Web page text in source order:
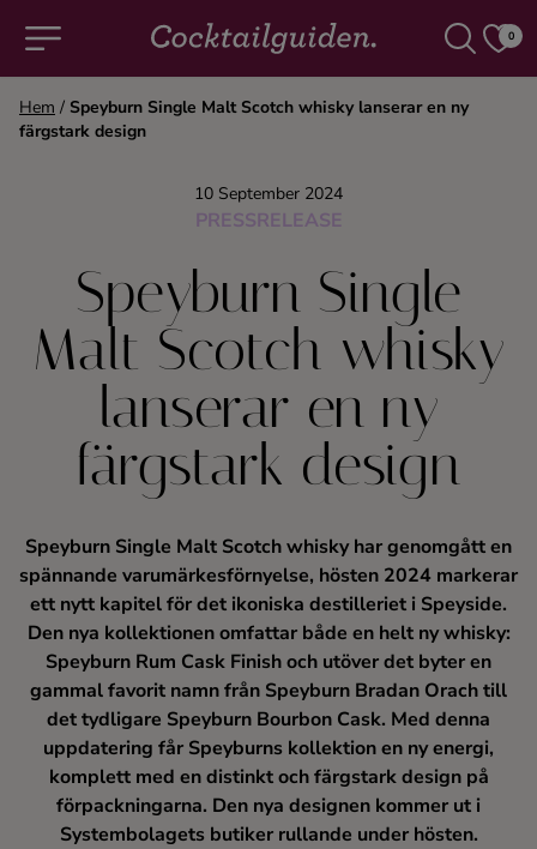
0
COCKTAILS & DRINKAR
Alla cocktails & drinkar
Alkoholfritt
Champagne
Cocktails
Gin
Kaffe
Konjak
Likör
Rom
Shots
Hem / Speyburn Single Malt Scotch whisky lanserar en ny
färgstark design
10 September 2024
PRESSRELEASE
Speyburn Single
Malt Scotch whisky
lanserar en ny
färgstark design
Speyburn Single Malt Scotch whisky har genomgått en
spännande varumärkesförnyelse, hösten 2024 markerar
ett nytt kapitel för det ikoniska destilleriet i Speyside.
Den nya kollektionen omfattar både en helt ny whisky:
Speyburn Rum Cask Finish och utöver det byter en
gammal favorit namn från Speyburn Bradan Orach till
det tydligare Speyburn Bourbon Cask. Med denna
uppdatering får Speyburns kollektion en ny energi,
komplett med en distinkt och färgstark design på
förpackningarna. Den nya designen kommer ut i
Systembolagets butiker rullande under hösten.